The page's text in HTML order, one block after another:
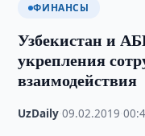
ФИНАНСЫ
Узбекистан и
укрепления
взаимодействия
UzDaily ·09.02.2019 ·